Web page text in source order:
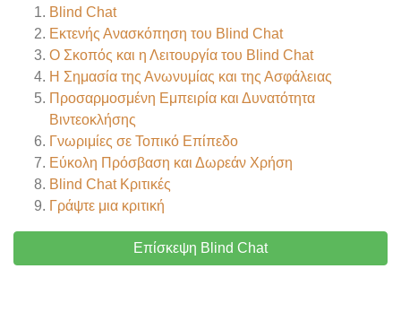
Blind Chat
Εκτενής Ανασκόπηση του Blind Chat
Ο Σκοπός και η Λειτουργία του Blind Chat
Η Σημασία της Ανωνυμίας και της Ασφάλειας
Προσαρμοσμένη Εμπειρία και Δυνατότητα
Βιντεοκλήσης
Γνωριμίες σε Τοπικό Επίπεδο
Εύκολη Πρόσβαση και Δωρεάν Χρήση
Blind ChatΚριτικές
Γράψτε μια κριτική
Επίσκεψη Blind Chat